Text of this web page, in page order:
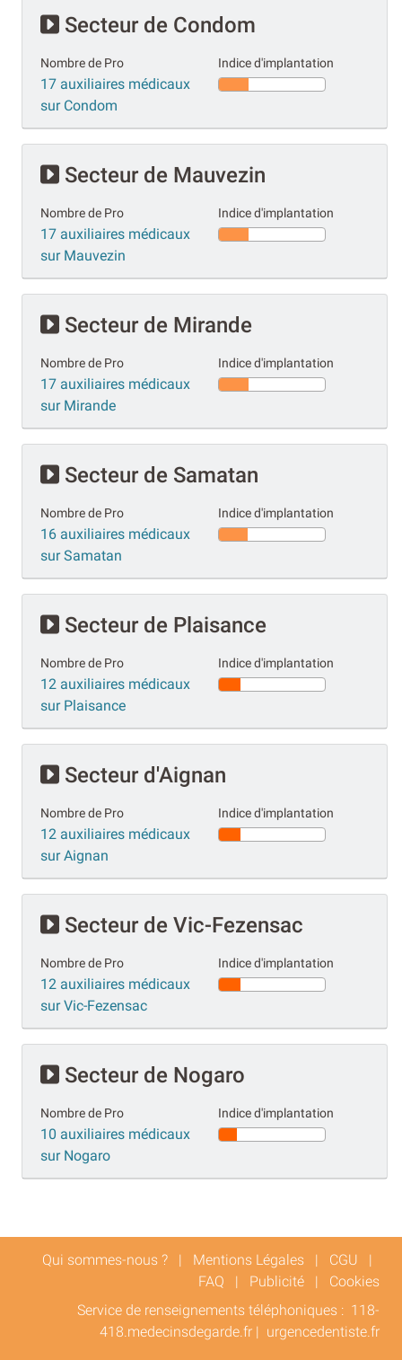
Secteur de Condom
Nombre de Pro
17 auxiliaires médicaux
sur Condom
Indice d'implantation
Secteur de Mauvezin
Nombre de Pro
17 auxiliaires médicaux
sur Mauvezin
Indice d'implantation
Secteur de Mirande
Nombre de Pro
17 auxiliaires médicaux
sur Mirande
Indice d'implantation
Secteur de Samatan
Nombre de Pro
16 auxiliaires médicaux
sur Samatan
Indice d'implantation
Secteur de Plaisance
Nombre de Pro
12 auxiliaires médicaux
sur Plaisance
Indice d'implantation
Secteur d'Aignan
Nombre de Pro
12 auxiliaires médicaux
sur Aignan
Indice d'implantation
Secteur de Vic-Fezensac
Nombre de Pro
12 auxiliaires médicaux
sur Vic-Fezensac
Indice d'implantation
Secteur de Nogaro
Nombre de Pro
10 auxiliaires médicaux
sur Nogaro
Indice d'implantation
Qui sommes-nous ? | Mentions Légales | CGU |
FAQ | Publicité | Cookies
Service de renseignements téléphoniques : 118-
418.medecinsdegarde.fr | urgencedentiste.fr